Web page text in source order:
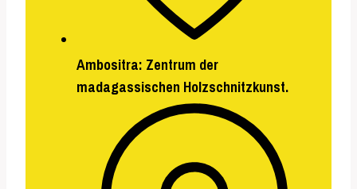
Ambositra: Zentrum der
madagassischen Holzschnitzkunst.